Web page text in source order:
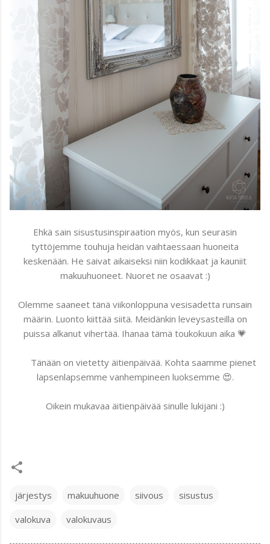
Ehkä sain sisustusinspiraation myös, kun seurasin
tyttöjemme touhuja heidän vaihtaessaan huoneita
keskenään. He saivat aikaiseksi niin kodikkaat ja kauniit
makuuhuoneet. Nuoret ne osaavat :)
Olemme saaneet tänä viikonloppuna vesisadetta runsain
määrin. Luonto kiittää siitä. Meidänkin leveysasteilla on
puissa alkanut vihertää. Ihanaa tämä toukokuun aika 💗
Tänään on vietetty äitienpäivää. Kohta saamme pienet
lapsenlapsemme vanhempineen luoksemme 😍.
Oikein mukavaa äitienpäivää sinulle lukijani :)
järjestys makuuhuone siivous
sisustus
valokuva
valokuvaus